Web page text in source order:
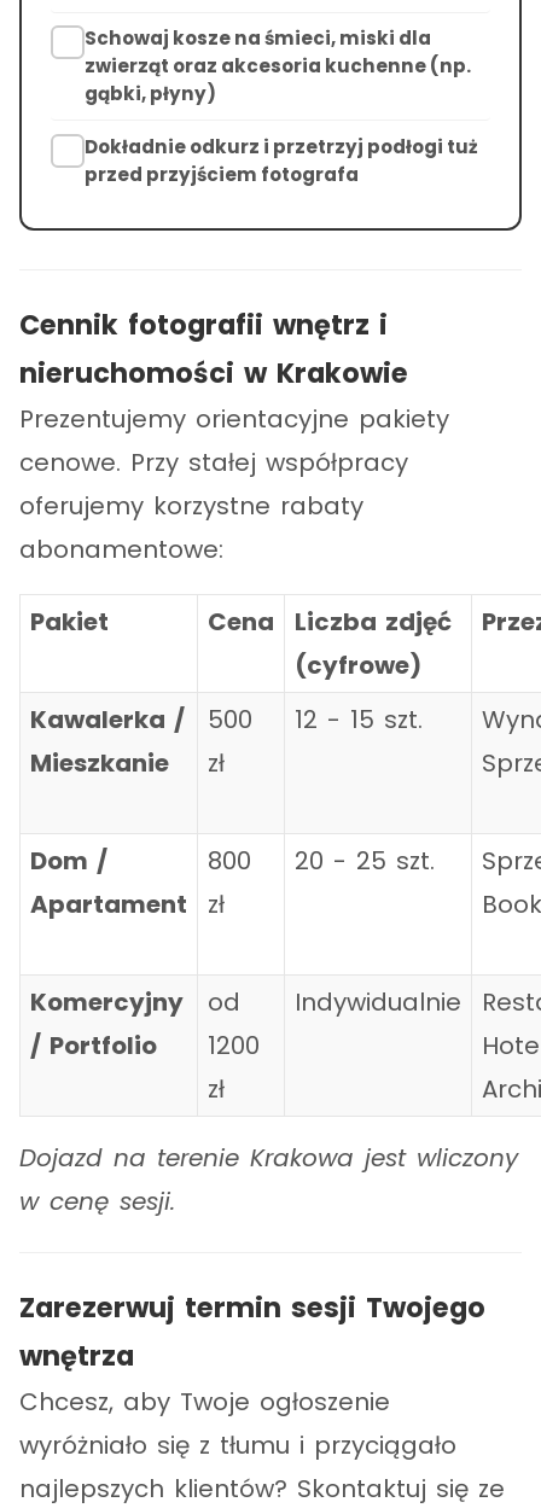
Schowaj kosze na śmieci, miski dla
zwierząt oraz akcesoria kuchenne (np.
gąbki, płyny)
Dokładnie odkurz i przetrzyj podłogi tuż
przed przyjściem fotografa
Cennik fotografii wnętrz i
nieruchomości w Krakowie
Prezentujemy orientacyjne pakiety
cenowe. Przy stałej współpracy
oferujemy korzystne rabaty
abonamentowe:
Pakiet Cena
Liczba zdjęć
(cyfrowe)
Kawalerka /
Mieszkanie
500
zł
12 - 15 szt.
Dom /
Apartament
800
zł
20 - 25 szt.
Komercyjny
/ Portfolio
od
1200
zł
Indywidualnie
Dojazd na terenie Krakowa jest wliczony
w cenę sesji.
Zarezerwuj termin sesji Twojego
wnętrza
Chcesz, aby Twoje ogłoszenie
wyróżniało się z tłumu i przyciągało
najlepszych klientów? Skontaktuj się ze